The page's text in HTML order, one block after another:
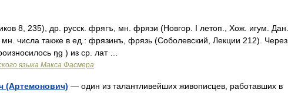
8, 235), др. русск. фрягъ, мн. фрязи (Новгор. I летоп., Хож. игум. Дан.
мн. числа также в ед.: фрязинъ, фрязь (Соболевский, Лекции 212). Через
ŋg ) из ср. лат …
языка Макса Фасмера
(Артемонович) — один из талантливейших живописцев, работавших в